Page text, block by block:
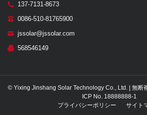
137-7131-8673
0086-510-81765900
jssolar@jssolar.com
568546149
© Yixing Jinshang Solar Technology Co., Ltd. | 無断
ICP No. 18888888-1
プライバシーポリシー
サイト